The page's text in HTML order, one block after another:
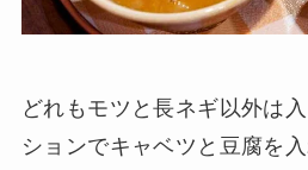
どれもモツと長ネギ以外は
ションでキャベツと豆腐を